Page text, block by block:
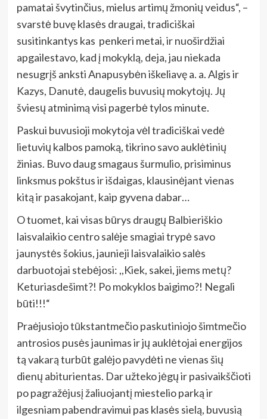
pamatai švytinčius, mielus artimų žmonių veidus“, –
svarstė buvę klasės draugai, tradiciškai
susitinkantys kas penkeri metai, ir nuoširdžiai
apgailestavo, kad į mokyklą, deja, jau niekada
nesugrįš anksti Anapusybėn iškeliavę a. a. Algis ir
Kazys, Danutė, daugelis buvusių mokytojų. Jų
šviesų atminimą visi pagerbė tylos minute.
Paskui buvusioji mokytoja vėl tradiciškai vedė
lietuvių kalbos pamoką, tikrino savo auklėtinių
žinias. Buvo daug smagaus šurmulio, prisiminus
linksmus pokštus ir išdaigas, klausinėjant vienas
kitą ir pasakojant, kaip gyvena dabar…
O tuomet, kai visas būrys draugų Balbieriškio
laisvalaikio centro salėje smagiai trypė savo
jaunystės šokius, jaunieji laisvalaikio salės
darbuotojai stebėjosi: ,,Kiek, sakei, jiems metų?
Keturiasdešimt?! Po mokyklos baigimo?! Negali
būti!!!“
Praėjusiojo tūkstantmečio paskutiniojo šimtmečio
antrosios pusės jaunimas ir jų auklėtojai energijos
tą vakarą turbūt galėjo pavydėti ne vienas šių
dienų abiturientas. Dar užteko jėgų ir pasivaikščioti
po pagražėjusį žaliuojantį miestelio parką ir
ilgesniam pabendravimui pas klasės sielą, buvusią